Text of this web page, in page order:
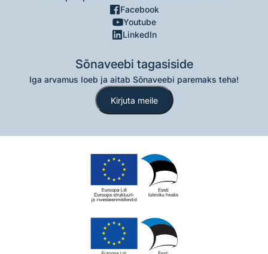
Facebook
Youtube
LinkedIn
Sõnaveebi tagasiside
Iga arvamus loeb ja aitab Sõnaveebi paremaks teha!
Kirjuta meile